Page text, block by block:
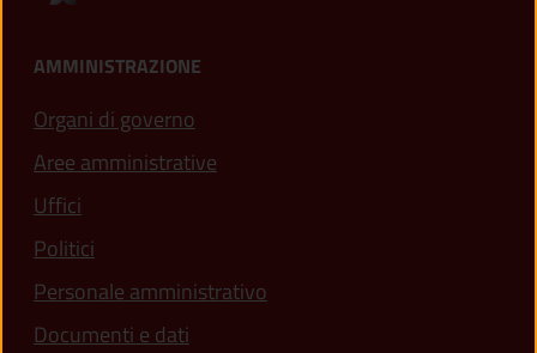
AMMINISTRAZIONE
Organi di governo
Aree amministrative
Uffici
Politici
Personale amministrativo
Documenti e dati